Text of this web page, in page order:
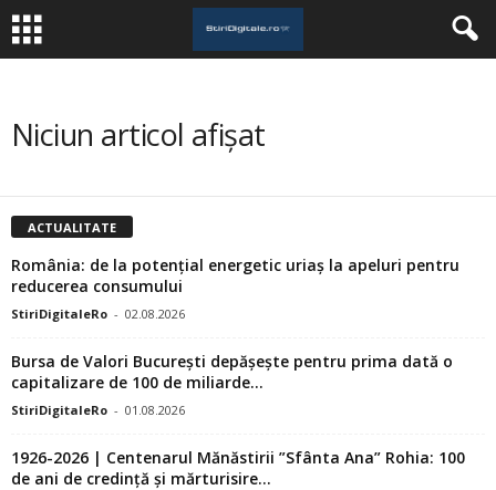
Niciun articol afișat
ACTUALITATE
România: de la potențial energetic uriaș la apeluri pentru
reducerea consumului
StiriDigitaleRo - 02.08.2026
Bursa de Valori București depășește pentru prima dată o
capitalizare de 100 de miliarde...
StiriDigitaleRo - 01.08.2026
1926-2026 | Centenarul Mănăstirii ”Sfânta Ana” Rohia: 100
de ani de credință și mărturisire...